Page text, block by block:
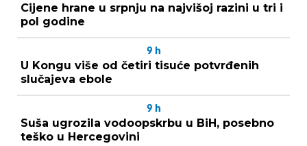
Cijene hrane u srpnju na najvišoj razini u tri i
pol godine
9 h
U Kongu više od četiri tisuće potvrđenih
slučajeva ebole
9 h
Suša ugrozila vodoopskrbu u BiH, posebno
teško u Hercegovini